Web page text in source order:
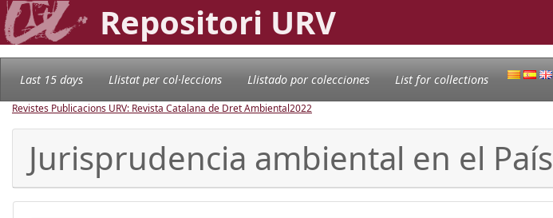
Repositori URV
Last 15 days Llistat per col·leccions Llistado por colecciones List for collections
Revistes Publicacions URV: Revista Catalana de Dret Ambiental2022
Jurisprudencia ambiental en el